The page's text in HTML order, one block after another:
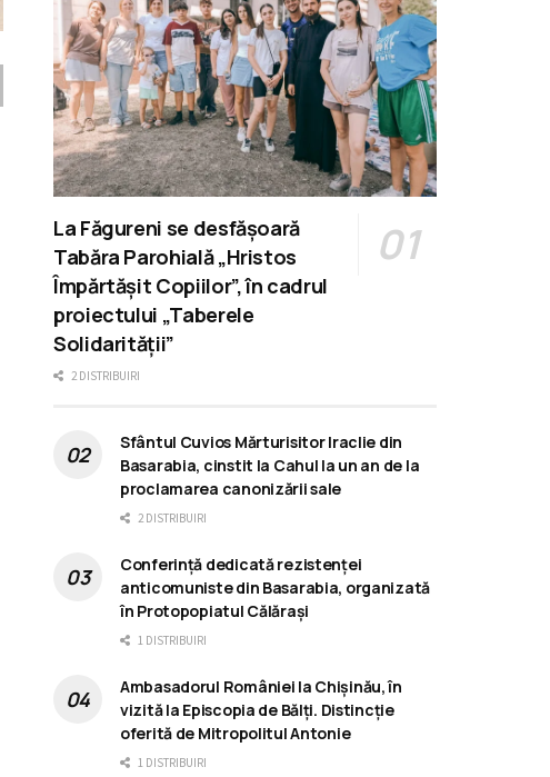
La Făgureni se desfășoară
Tabăra Parohială „Hristos
Împărtășit Copiilor”, în cadrul
proiectului „Taberele
Solidarității”
2 DISTRIBUIRI
Sfântul Cuvios Mărturisitor Iraclie din
Basarabia, cinstit la Cahul la un an de la
proclamarea canonizării sale
2 DISTRIBUIRI
Conferință dedicată rezistenței
anticomuniste din Basarabia, organizată
în Protopopiatul Călărași
1 DISTRIBUIRI
Ambasadorul României la Chișinău, în
vizită la Episcopia de Bălți. Distincție
oferită de Mitropolitul Antonie
1 DISTRIBUIRI